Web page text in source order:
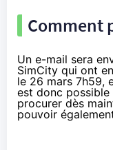
Comment
Un e-mail sera
SimCity qui ont
le 26 mars 7h59,
est donc
procurer dès
pouvoir